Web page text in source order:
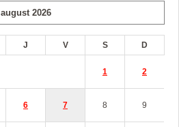
august 2026
J V S D
1 2
6 7 8 9